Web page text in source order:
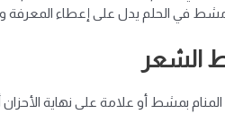
مشط في الحلم يدل على إعطاء
الشعر
بمشط أو علامة على نهاية الأحزان